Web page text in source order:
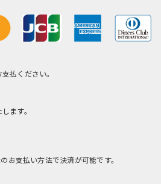
払ください。
ます。
お支払い方法で決済が可能です。